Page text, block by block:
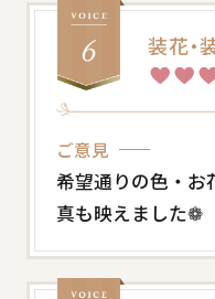
装花・
ご意見
希望通りの色・お
真も映えました❁